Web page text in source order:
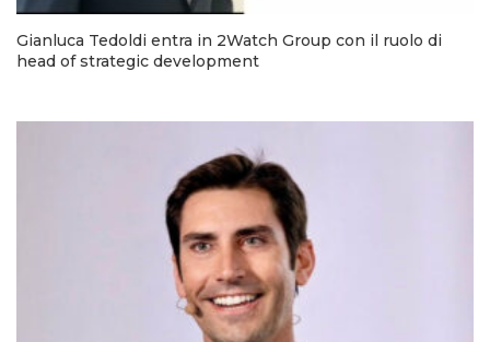
Gianluca Tedoldi entra in 2Watch Group con il ruolo di
head of strategic development